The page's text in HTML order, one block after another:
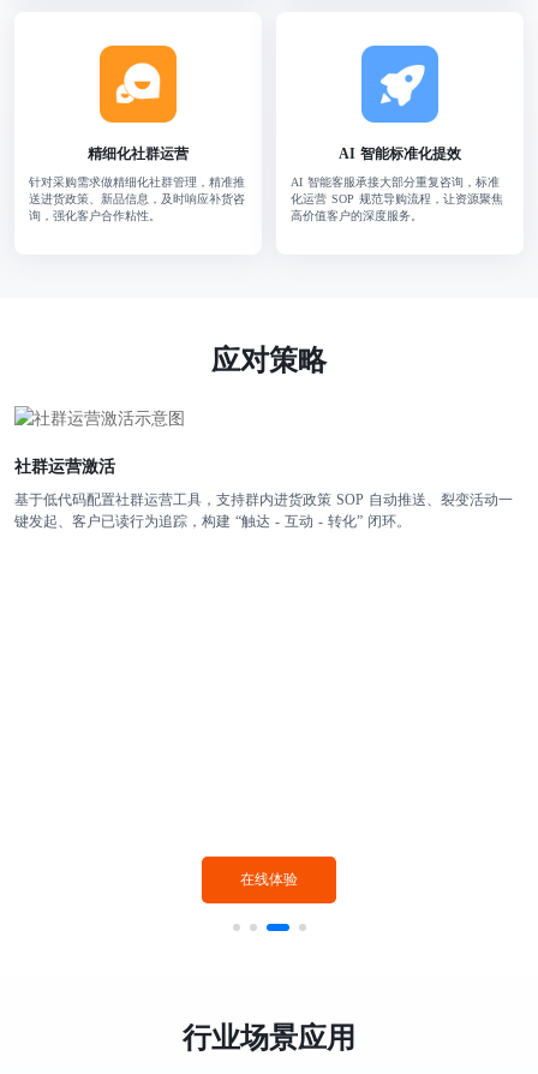
精细化社群运营
针对采购需求做精细化社群管理，精准推
送进货政策、新品信息，及时响应补货咨
询，强化客户合作粘性。
AI 智能标准化提效
AI 智能客服承接大部分重复咨询，标准
化运营 SOP 规范导购流程，让资源聚焦
高价值客户的深度服务。
应对策略
社群运营激活
基于低代码配置社群运营工具，支持群内进货政策 SOP 自动推送、裂变活动一
键发起、客户已读行为追踪，构建 “触达 - 互动 - 转化” 闭环。
在线体验
行业场景应用